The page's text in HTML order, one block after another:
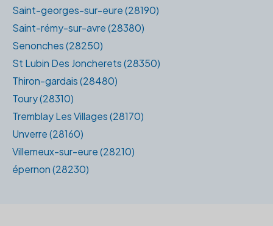
Saint-georges-sur-eure (28190)
Saint-rémy-sur-avre (28380)
Senonches (28250)
St Lubin Des Joncherets (28350)
Thiron-gardais (28480)
Toury (28310)
Tremblay Les Villages (28170)
Unverre (28160)
Villemeux-sur-eure (28210)
épernon (28230)